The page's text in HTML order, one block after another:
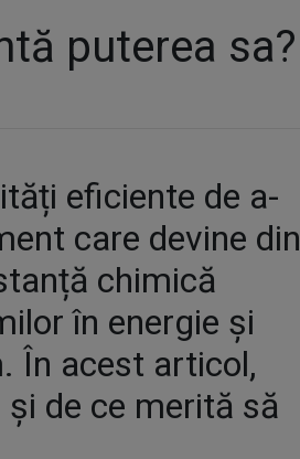
puterea sa?
eficiente de a-
care devine din
chimică
în energie și
În acest articol,
de ce merită să